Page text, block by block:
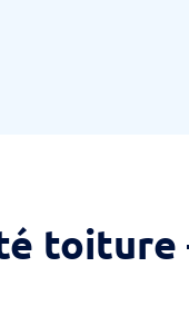
toiture